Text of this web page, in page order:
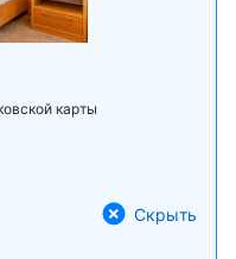
карты
Скрыть